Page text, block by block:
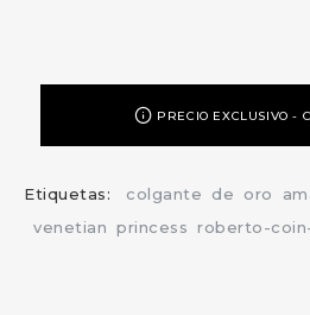
PRECIO EXCLUSIVO -
Etiquetas: colgante de oro
venetian princess roberto-